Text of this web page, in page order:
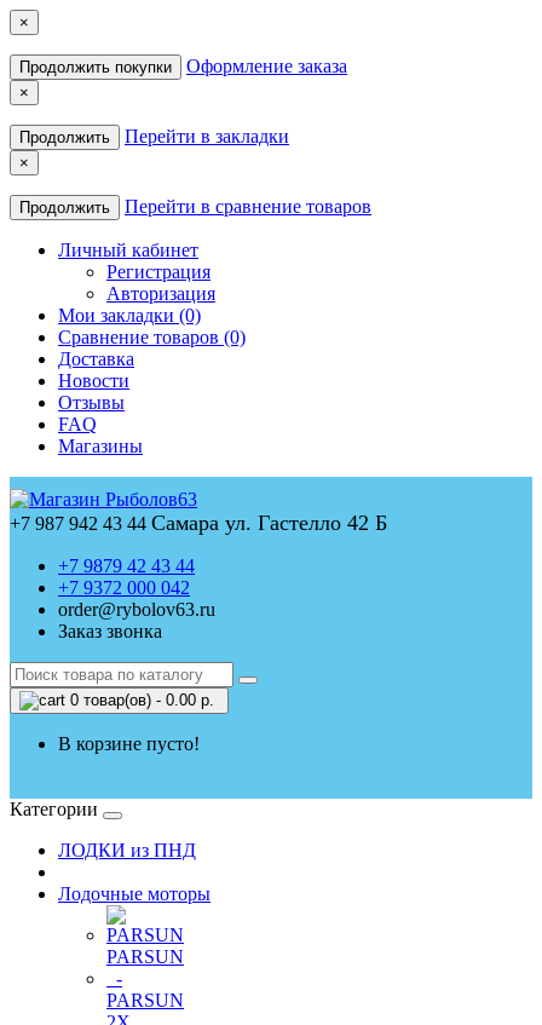
×
Продолжить покупки Оформление заказа
×
Продолжить Перейти в закладки
×
Продолжить Перейти в сравнение товаров
Личный кабинет
Регистрация
Авторизация
Мои закладки (0)
Сравнение товаров (0)
Доставка
Новости
Отзывы
FAQ
Магазины
+7 987 942 43 44 Самара ул. Гастелло 42 Б
+7 9879 42 43 44
+7 9372 000 042
order@rybolov63.ru
Заказ звонка
0 товар(ов) - 0.00 р.
В корзине пусто!
Категории
ЛОДКИ из ПНД
Лодочные моторы
PARSUN
-
PARSUN